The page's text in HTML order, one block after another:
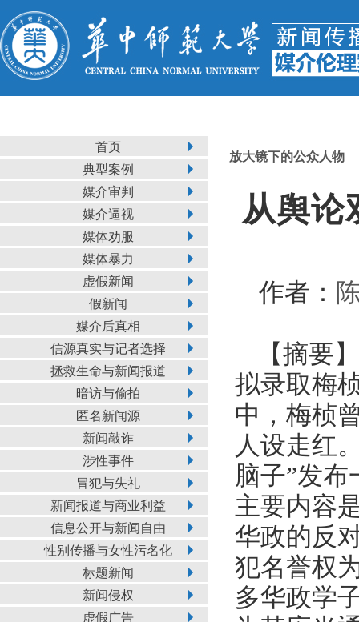
首页
典型案例
媒介审判
媒介逼视
媒体劝服
媒体暴力
虚假新闻
假新闻
媒介后真相
信源真实与记者选择
拯救生命与新闻报道
暗访与偷拍
匿名新闻源
新闻敲诈
涉性事件
冒犯与失礼
新闻报道与商业利益
信息公开与新闻自由
性别传播与女性污名化
标题新闻
新闻侵权
虚假广告
放大镜下的公众人物
从舆论
作者：
【摘要
拟录取梅
中，梅桢
人设走红
脑子”发布
主要内容
华政的反
犯名誉权
多华政学